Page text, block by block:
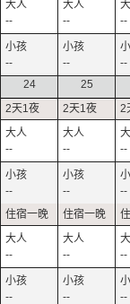
--
--
--
--
--
--
24
--
--
--
--
25
--
--
--
--
--
--
--
--